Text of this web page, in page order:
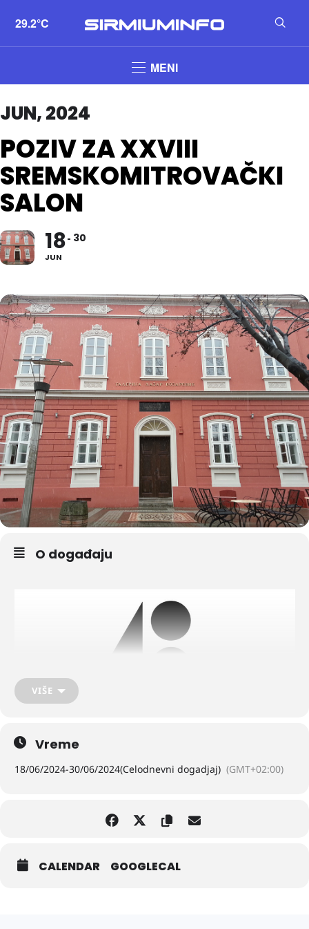
29.2°C
MENI
JUN, 2024
POZIV ZA XXVIII
SREMSKOMITROVAČKI
SALON
18
JUN
30
O događaju
VIŠE
Vreme
18/06/2024-30/06/2024(Celodnevni dogadjaj) (GMT+02:00)
CALENDAR GOOGLECAL